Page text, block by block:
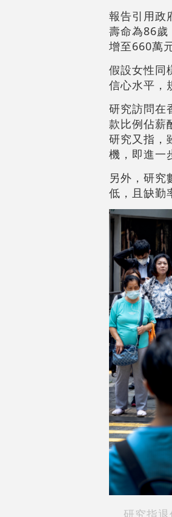
報告引用政
壽命為86歲
增至660萬元
假設女性同
信心水平，
研究訪問在
款比例佔薪
研究又指，
機，即進一
另外，研究
低，且缺勤
研究指